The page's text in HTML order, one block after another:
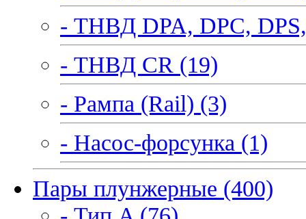
- ТНВД DPA, DPC,
- ТНВД CR (19)
- Рампа (Rail) (3)
- Насос-форсунка (1)
Пары плунжерные (400)